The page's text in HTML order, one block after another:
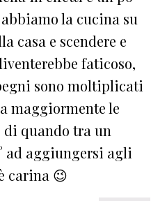
la cucina su
casa e scendere e
faticoso,
sono moltiplicati
maggiormente le
di quando tra un
ad aggiungersi agli
carina 😉